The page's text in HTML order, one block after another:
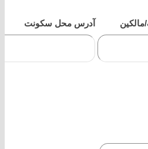
مالکین
آدرس محل سکونت